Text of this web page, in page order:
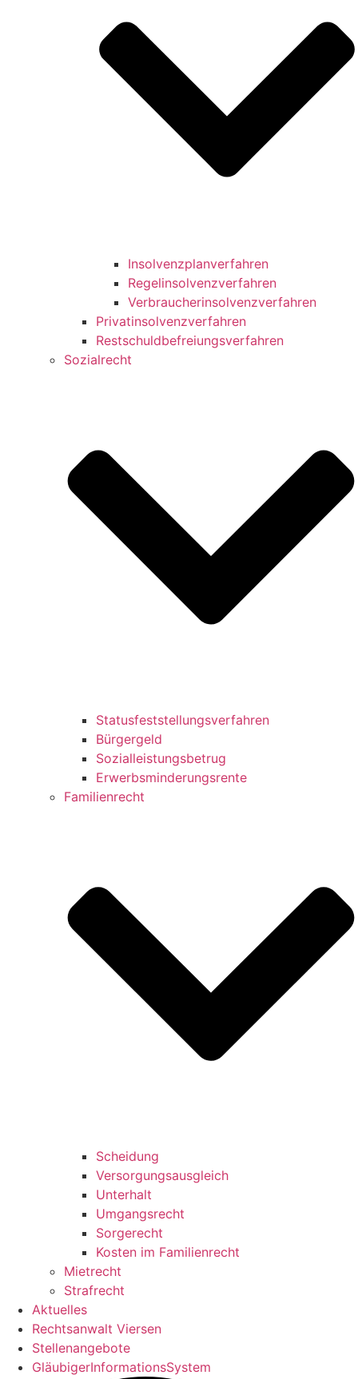
Insolvenzplanverfahren
Regelinsolvenzverfahren
Verbraucherinsolvenzverfahren
Privatinsolvenzverfahren
Restschuldbefreiungsverfahren
Sozialrecht
Statusfeststellungsverfahren
Bürgergeld
Sozialleistungsbetrug
Erwerbsminderungsrente
Familienrecht
Scheidung
Versorgungsausgleich
Unterhalt
Umgangsrecht
Sorgerecht
Kosten im Familienrecht
Mietrecht
Strafrecht
Aktuelles
Rechtsanwalt Viersen
Stellenangebote
GläubigerInformationsSystem